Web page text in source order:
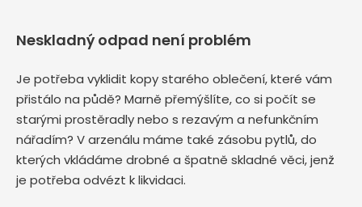
Neskladný odpad není problém
Je potřeba vyklidit kopy starého oblečení, které vám
přistálo na půdě? Marně přemýšlíte, co si počít se
starými prostěradly nebo s rezavým a nefunkčním
nářadím? V arzenálu máme také zásobu pytlů, do
kterých vkládáme drobné a špatně skladné věci, jenž
je potřeba odvézt k likvidaci.